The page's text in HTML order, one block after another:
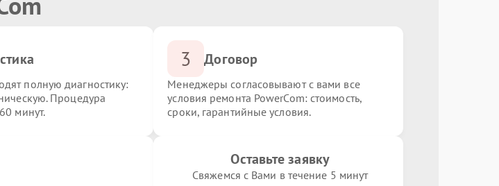
полную диагностику:
Процедура
минут.
3 Договор
Менеджеры согласовывают с вами все
условия ремонта PowerCom: стоимость,
сроки, гарантийные условия.
Оставьте заявку
Свяжемся с Вами в течение 5 минут